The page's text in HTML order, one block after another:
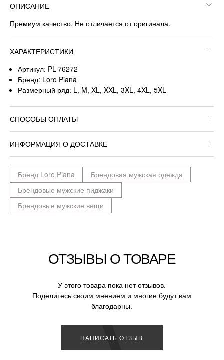
ОПИСАНИЕ
Премиум качество. Не отличается от оригинала.
ХАРАКТЕРИСТИКИ
Артикул: PL-76272
Бренд: Loro Piana
Размерный ряд: L, M, XL, XXL, 3XL, 4XL, 5XL
СПОСОБЫ ОПЛАТЫ
ИНФОРМАЦИЯ О ДОСТАВКЕ
Бренд Loro Piana
Брендовая мужская одежда
Брендовые мужские пиджаки
Брендовые мужские вещи
ОТЗЫВЫ О ТОВАРЕ
У этого товара пока нет отзывов.
Поделитесь своим мнением и многие будут вам
благодарны.
НАПИСАТЬ ОТЗЫВ